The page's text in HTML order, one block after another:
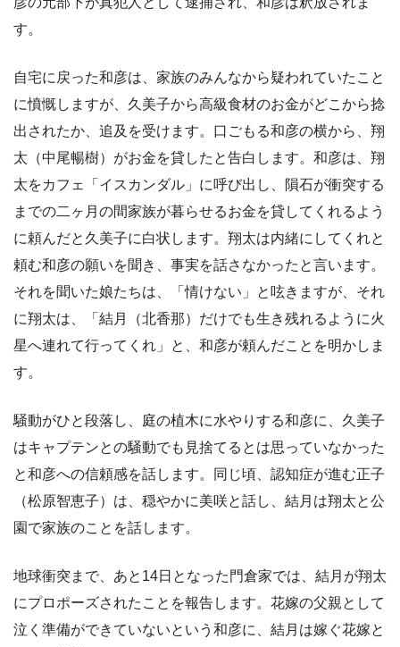
す。
自宅に戻った和彦は、家族のみんなから疑われていたこと
に憤慨しますが、久美子から高級食材のお金がどこから捻
出されたか、追及を受けます。口ごもる和彦の横から、翔
太（中尾暢樹）がお金を貸したと告白します。和彦は、翔
太をカフェ「イスカンダル」に呼び出し、隕石が衝突する
までの二ヶ月の間家族が暮らせるお金を貸してくれるよう
に頼んだと久美子に白状します。翔太は内緒にしてくれと
頼む和彦の願いを聞き、事実を話さなかったと言います。
それを聞いた娘たちは、「情けない」と呟きますが、それ
に翔太は、「結月（北香那）だけでも生き残れるように火
星へ連れて行ってくれ」と、和彦が頼んだことを明かしま
す。
騒動がひと段落し、庭の植木に水やりする和彦に、久美子
はキャプテンとの騒動でも見捨てるとは思っていなかった
と和彦への信頼感を話します。同じ頃、認知症が進む正子
（松原智恵子）は、穏やかに美咲と話し、結月は翔太と公
園で家族のことを話します。
地球衝突まで、あと14日となった門倉家では、結月が翔太
にプロポーズされたことを報告します。花嫁の父親として
泣く準備ができていないという和彦に、結月は嫁ぐ花嫁と